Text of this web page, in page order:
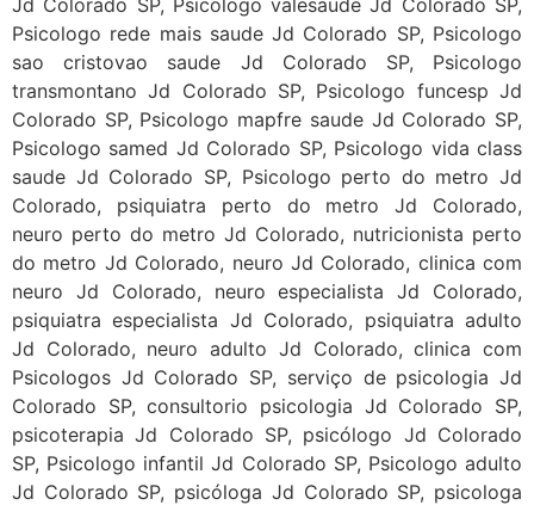
Psicologo rede mais saude Jd Colorado SP, Psicologo
sao cristovao saude Jd Colorado SP, Psicologo
transmontano Jd Colorado SP, Psicologo funcesp Jd
Colorado SP, Psicologo mapfre saude Jd Colorado SP,
Psicologo samed Jd Colorado SP, Psicologo vida class
saude Jd Colorado SP, Psicologo perto do metro Jd
Colorado, psiquiatra perto do metro Jd Colorado,
neuro perto do metro Jd Colorado, nutricionista perto
do metro Jd Colorado, neuro Jd Colorado, clinica com
neuro Jd Colorado, neuro especialista Jd Colorado,
psiquiatra especialista Jd Colorado, psiquiatra adulto
Jd Colorado, neuro adulto Jd Colorado, clinica com
Psicologos Jd Colorado SP, serviço de psicologia Jd
Colorado SP, consultorio psicologia Jd Colorado SP,
psicoterapia Jd Colorado SP, psicólogo Jd Colorado
SP, Psicologo infantil Jd Colorado SP, Psicologo adulto
Jd Colorado SP, psicóloga Jd Colorado SP, psicologa